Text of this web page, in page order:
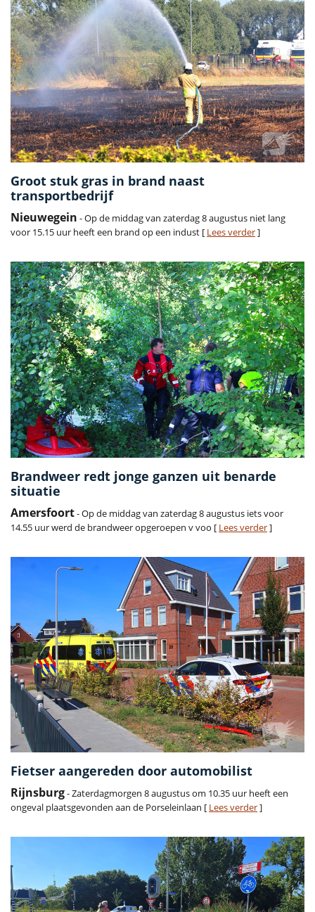
Groot stuk gras in brand naast
transportbedrijf
Nieuwegein - Op de middag van zaterdag 8 augustus niet lang
voor 15.15 uur heeft een brand op een indust [ Lees verder]
Brandweer redt jonge ganzen uit benarde
situatie
Amersfoort- Op de middag van zaterdag 8 augustus iets voor
14.55 uur werd de brandweer opgeroepen v voo [ Lees verder]
Fietser aangereden door automobilist
Rijnsburg- Zaterdagmorgen 8 augustus om 10.35 uur heeft een
ongeval plaatsgevonden aan de Porseleinlaan [ Lees verder]